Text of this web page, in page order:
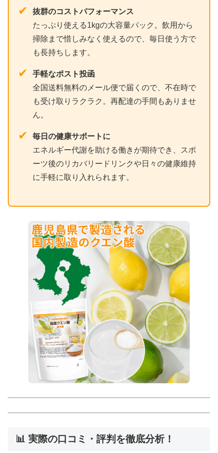
✔
抜群のコストパフォーマンス
たっぷり使える1kgの大容量パック。飲用から
掃除まで惜しみなく使えるので、毎日使う方で
も長持ちします。
✔
手軽なポスト投函
全国送料無料のメール便で届くので、不在時で
も受け取りラクラク。再配達の手間もありませ
ん。
✔
毎日の健康サポートに
エネルギー代謝を助ける働きが期待でき、スポ
ーツ後のリカバリードリンクや日々の健康維持
に手軽に取り入れられます。
📊 実際の口コミ・評判を徹底分析！